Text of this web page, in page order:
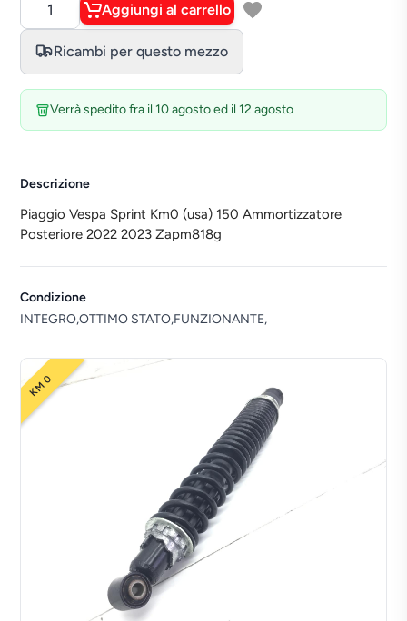
KM 0
Quantità
Aggiungi al carrello
Ricambi per questo mezzo
Verrà spedito fra il 10 agosto ed il 12 agosto
Descrizione
Piaggio Vespa Sprint Km0 (usa) 150 Ammortizzatore
Posteriore 2022 2023 Zapm818g
Condizione
INTEGRO,OTTIMO STATO,FUNZIONANTE,